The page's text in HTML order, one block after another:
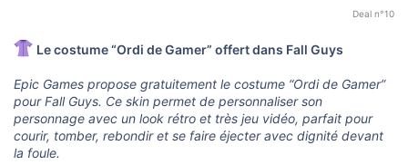
Deal n°10
Le costume “Ordi de Gamer” offert dans Fall Guys
Epic Games propose gratuitement le costume “Ordi de Gamer”
pour Fall Guys. Ce skin permet de personnaliser son
personnage avec un look rétro et très jeu vidéo, parfait pour
courir, tomber, rebondir et se faire éjecter avec dignité devant
la foule.